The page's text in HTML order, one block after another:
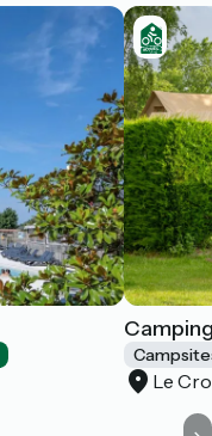
Le